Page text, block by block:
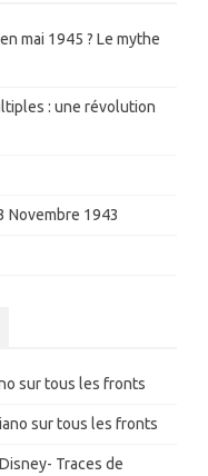
mai 1945 ? Le mythe
: une révolution
Novembre 1943
sur tous les fronts
sur tous les fronts
Traces de